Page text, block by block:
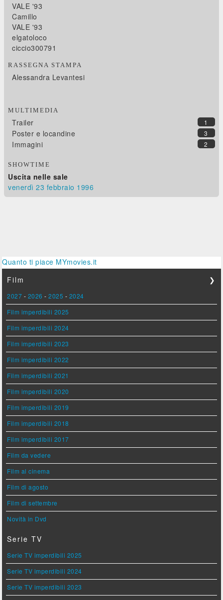
VALE '93
Camillo
VALE '93
elgatoloco
ciccio300791
RASSEGNA STAMPA
Alessandra Levantesi
MULTIMEDIA
1
Trailer
3
Poster e locandine
2
Immagini
SHOWTIME
Uscita nelle sale
venerdì 23 febbraio 1996
Quanto ti piace MYmovies.it
Film
❯
2027 - 2026 -2025 - 2024
Film imperdibili 2025
Film imperdibili 2024
Film imperdibili 2023
Film imperdibili 2022
Film imperdibili 2021
Film imperdibili 2020
Film imperdibili 2019
Film imperdibili 2018
Film imperdibili 2017
Film da vedere
Film al cinema
Film di agosto
Film di settembre
Novità in Dvd
Serie TV
Serie TV imperdibili 2025
Serie TV imperdibili 2024
Serie TV imperdibili 2023